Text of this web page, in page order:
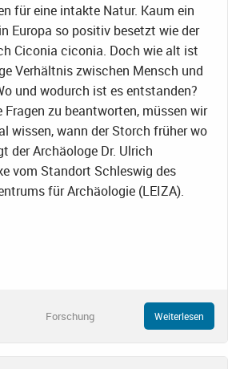
für eine intakte Natur. Kaum ein
Europa so positiv besetzt wie der
Ciconia ciconia. Doch wie alt ist
Verhältnis zwischen Mensch und
und wodurch ist es entstanden?
Fragen zu beantworten, müssen wir
wissen, wann der Storch früher wo
der Archäologe Dr. Ulrich
vom Standort Schleswig des
für Archäologie (LEIZA).
Forschung Weiterlesen